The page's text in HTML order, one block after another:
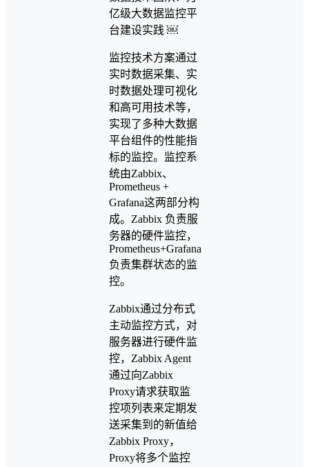
监控技术方案通过
实时数据采集、实
时数据处理可视化
和高可用技术等，
实现了多种大数据
平台组件的性能指
标的监控。监控系
统由Zabbix、
Prometheus +
Grafana这两部分构
成。Zabbix 负责服
务器的硬件监控，
Prometheus+Grafana
负责集群状态的监
控。
Zabbix通过分布式
主动监控方式，对
服务器进行硬件监
控，Zabbix Agent
通过向Zabbix
Proxy请求获取监
控项列表来定期发
送采集到的新值给
Zabbix Proxy，
Proxy将多个监控